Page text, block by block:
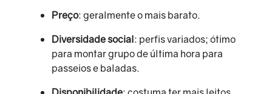
Preço: geralmente o mais barato.
Diversidade social: perfis variados; ótimo
para montar grupo de última hora para
passeios e baladas.